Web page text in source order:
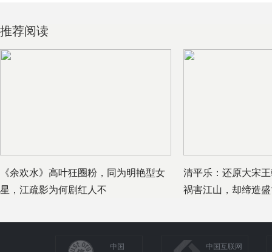
推荐阅读
《余欢水》高叶狂圈粉，同为明艳型女
星，江疏影为何剧红人不
清平乐：还原大宋
祸害江山，却缔造
中国
中国互联网